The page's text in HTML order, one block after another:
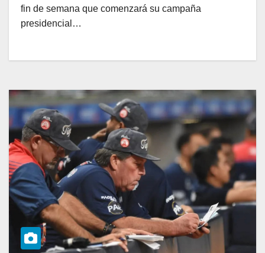
fin de semana que comenzará su campaña
presidencial…